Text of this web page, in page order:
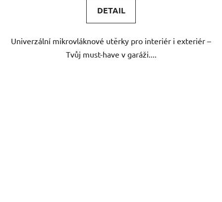
DETAIL
Univerzální mikrovláknové utěrky pro interiér i exteriér –
Tvůj must-have v garáži....